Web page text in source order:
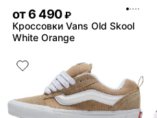
от6 490 ₽
Кроссовки Vans Old Skool
White Orange